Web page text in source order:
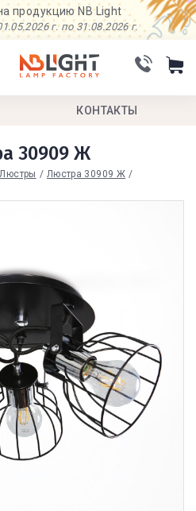
продукцию NB Light
г. по 31.08.2026 г.
КОНТАКТЫ
30909 Ж
Люстры Люстра 30909 Ж